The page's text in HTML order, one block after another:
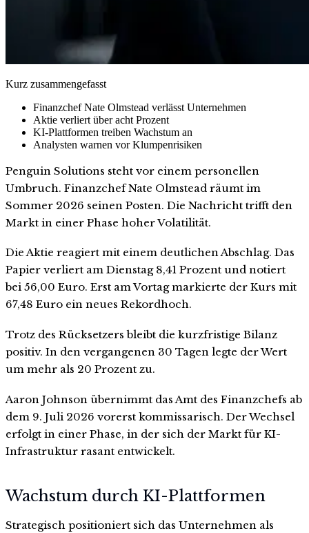
Kurz zusammengefasst
Finanzchef Nate Olmstead verlässt Unternehmen
Aktie verliert über acht Prozent
KI-Plattformen treiben Wachstum an
Analysten warnen vor Klumpenrisiken
Penguin Solutions steht vor einem personellen
Umbruch. Finanzchef Nate Olmstead räumt im
Sommer 2026 seinen Posten. Die Nachricht trifft den
Markt in einer Phase hoher Volatilität.
Die Aktie reagiert mit einem deutlichen Abschlag. Das
Papier verliert am Dienstag 8,41 Prozent und notiert
bei 56,00 Euro. Erst am Vortag markierte der Kurs mit
67,48 Euro ein neues Rekordhoch.
Trotz des Rücksetzers bleibt die kurzfristige Bilanz
positiv. In den vergangenen 30 Tagen legte der Wert
um mehr als 20 Prozent zu.
Aaron Johnson übernimmt das Amt des Finanzchefs ab
dem 9. Juli 2026 vorerst kommissarisch. Der Wechsel
erfolgt in einer Phase, in der sich der Markt für KI-
Infrastruktur rasant entwickelt.
Wachstum durch KI-Plattformen
Strategisch positioniert sich das Unternehmen als